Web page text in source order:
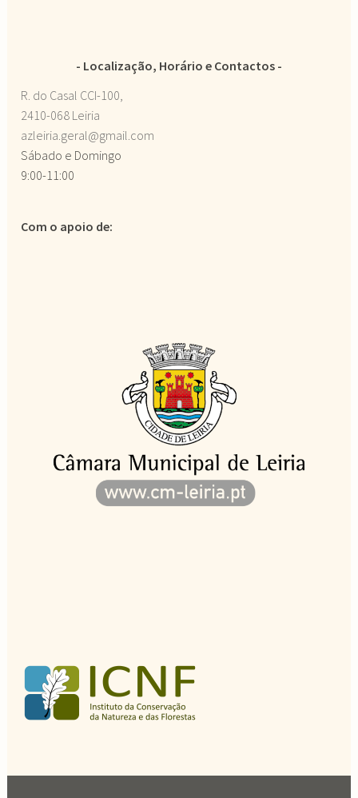
Localização, Horário e Contactos
R. do Casal CCI-100,
2410-068 Leiria
azleiria.geral@gmail.com
Sábado e Domingo
9:00-11:00
Com o apoio de: